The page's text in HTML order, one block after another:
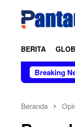
BERITA
Breaking
Mandar Turut
Beranda